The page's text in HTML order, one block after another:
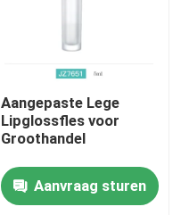
Aangepaste Lege
Lipglossfles voor
Groothandel
Aanvraag sturen